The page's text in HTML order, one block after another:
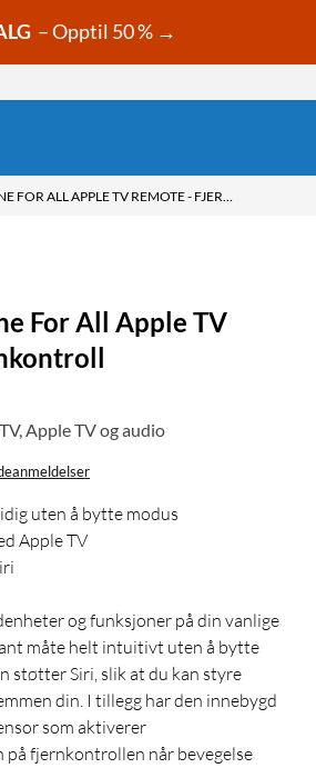
– Opptil 50 % →
ONE FOR ALL ONE FOR ALL APPLE TV REMOTE - FJERNKONTROLL
For All Apple TV
Apple TV og audio
uten å bytte modus
Apple TV
og funksjoner på din vanlige
måte helt intuitivt uten å bytte
støtter Siri, slik at du kan styre
din. I tillegg har den innebygd
som aktiverer
på fjernkontrollen når bevegelse